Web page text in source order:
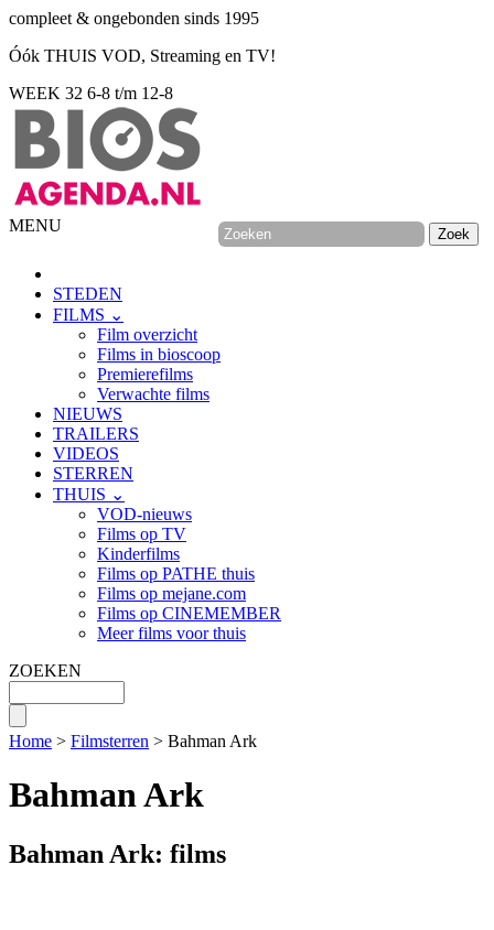
compleet & ongebonden sinds 1995
Óók THUIS VOD, Streaming en TV!
WEEK 32 6-8 t/m 12-8
MENU
STEDEN
FILMS ⌄
Film overzicht
Films in bioscoop
Premierefilms
Verwachte films
NIEUWS
TRAILERS
VIDEOS
STERREN
THUIS ⌄
VOD-nieuws
Films op TV
Kinderfilms
Films op PATHE thuis
Films op mejane.com
Films op CINEMEMBER
Meer films voor thuis
ZOEKEN
Home > Filmsterren > Bahman Ark
Bahman Ark
Bahman Ark: films